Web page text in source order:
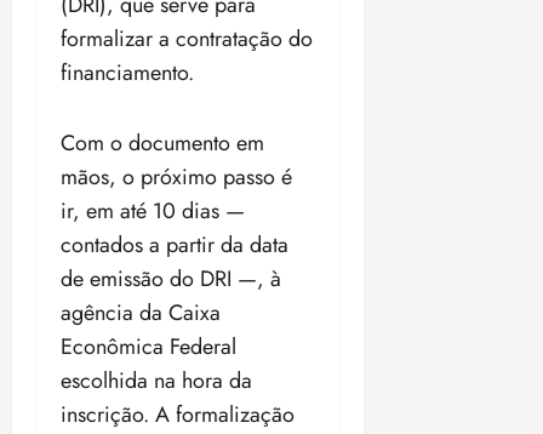
formalizar a contratação do
financiamento.
Com o documento em
mãos, o próximo passo é
ir, em até 10 dias —
contados a partir da data
de emissão do DRI —, à
agência da Caixa
Econômica Federal
escolhida na hora da
inscrição. A formalização